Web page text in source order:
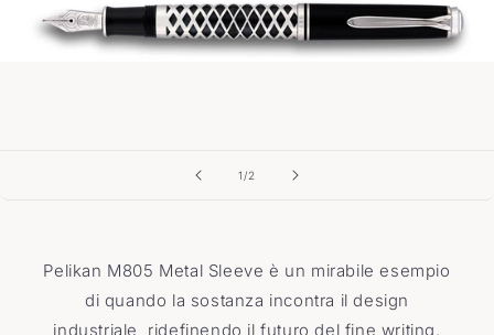
1 /su2
Pelikan M805 Metal Sleeve è un mirabile esempio
di quando la sostanza incontra il design
industriale, ridefinendo il futuro del fine writing.